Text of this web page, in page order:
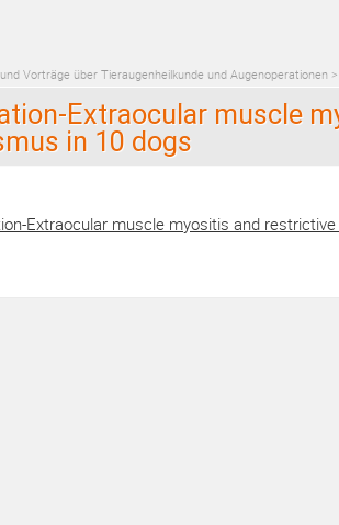
Vorträge über Tieraugenheilkunde und Augenoperationen >
Extraocular muscle
in 10 dogs
Extraocular muscle myositis and